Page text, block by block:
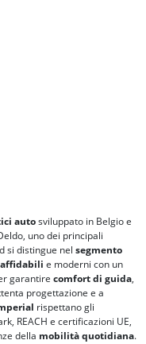
autosviluppato in Belgio e
uno dei principali
si distingue nel segmento
e moderni con un
garantire comfort di guida,
progettazione e a
rispettano gli
REACH e certificazioni UE,
della mobilità quotidiana.